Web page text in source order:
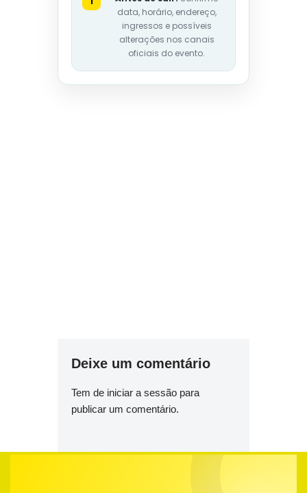
data, horário, endereço,
ingressos e possíveis
alterações nos canais
oficiais do evento.
Deixe um comentário
Tem de iniciar a sessão para
publicar um comentário.